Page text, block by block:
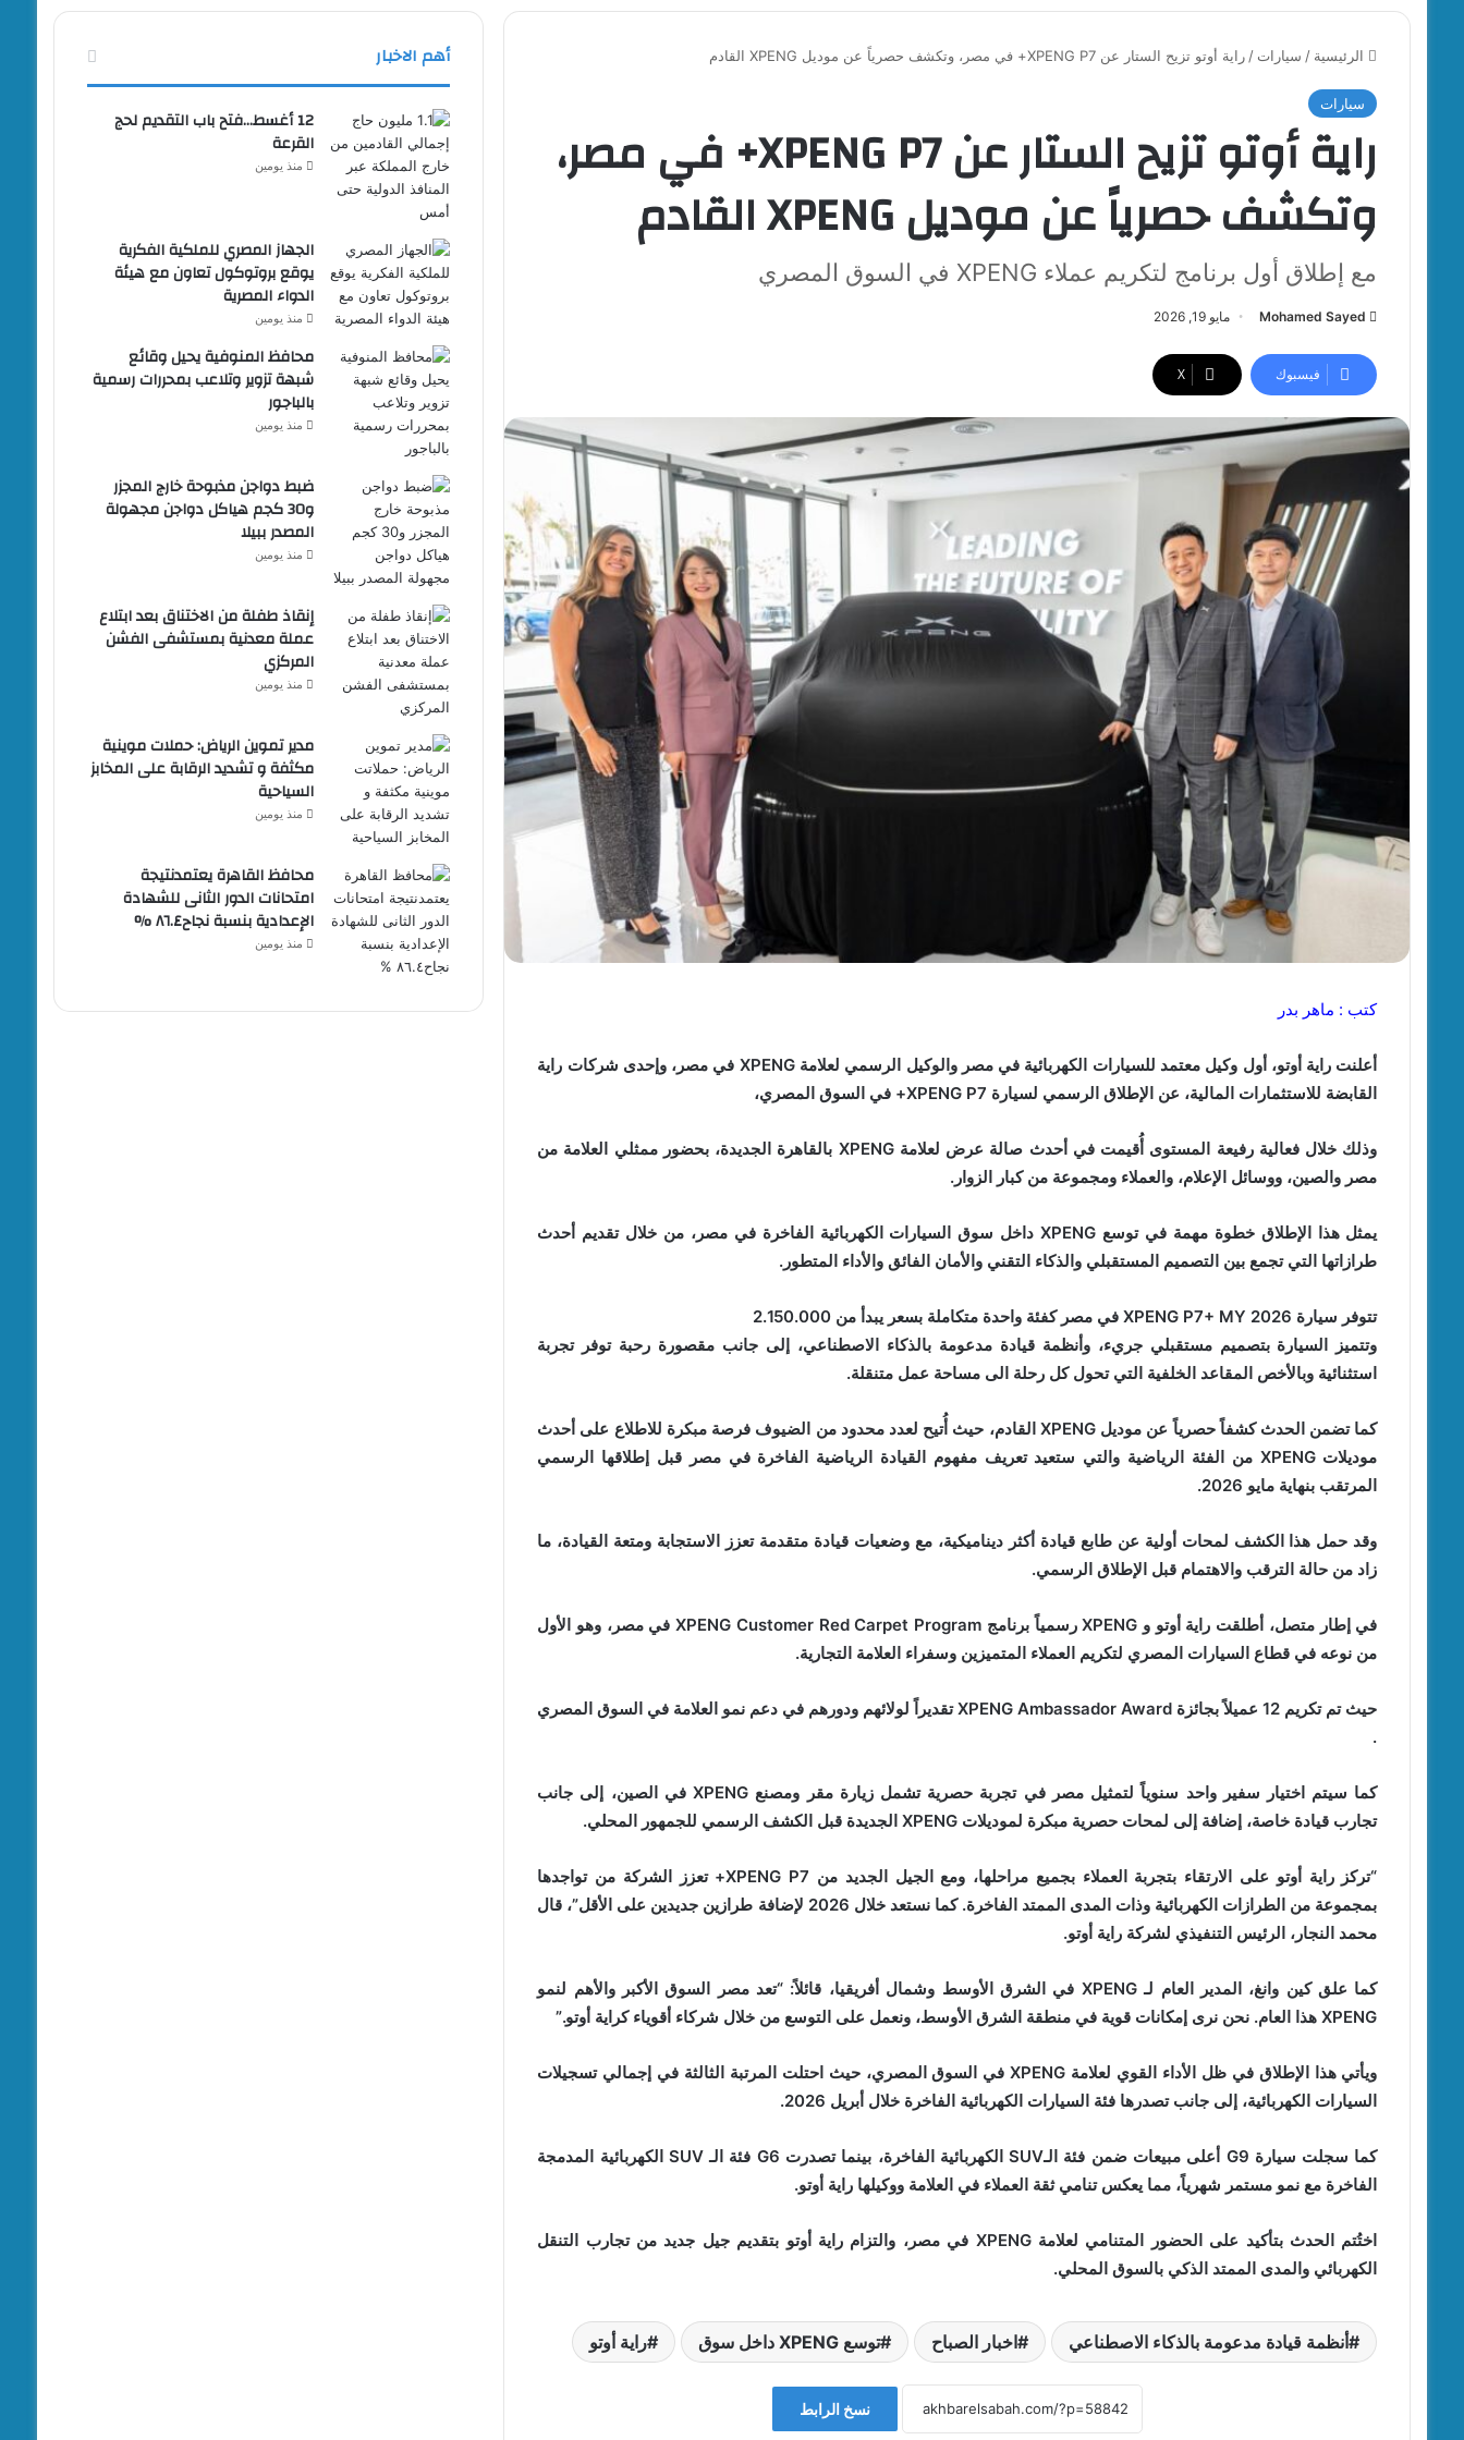
الرئيسية / سيارات / راية أوتو تزيح الستار عن XPENG P7+ في مصر، وتكشف حصرياً عن موديل XPENG القادم
سيارات
راية أوتو تزيح الستار عن XPENG P7+ في مصر،
وتكشف حصرياً عن موديل XPENG القادم
مع إطلاق أول برنامج لتكريم عملاء XPENG في السوق المصري
Mohamed Sayed مايو 19, 2026
فيسبوك ‫X
كتب : ماهر بدر
أعلنت راية أوتو، أول وكيل معتمد للسيارات الكهربائية في مصر والوكيل الرسمي لعلامة XPENG في مصر، وإحدى شركات راية
القابضة للاستثمارات المالية، عن الإطلاق الرسمي لسيارة XPENG P7+ في السوق المصري،
وذلك خلال فعالية رفيعة المستوى أُقيمت في أحدث صالة عرض لعلامة XPENG بالقاهرة الجديدة، بحضور ممثلي العلامة من
مصر والصين، ووسائل الإعلام، والعملاء ومجموعة من كبار الزوار.
يمثل هذا الإطلاق خطوة مهمة في توسع XPENG داخل سوق السيارات الكهربائية الفاخرة في مصر، من خلال تقديم أحدث
طرازاتها التي تجمع بين التصميم المستقبلي والذكاء التقني والأمان الفائق والأداء المتطور.
تتوفر سيارة XPENG P7+ MY 2026 في مصر كفئة واحدة متكاملة بسعر يبدأ من 2.150.000
وتتميز السيارة بتصميم مستقبلي جريء، وأنظمة قيادة مدعومة بالذكاء الاصطناعي، إلى جانب مقصورة رحبة توفر تجربة
استثنائية وبالأخص المقاعد الخلفية التي تحول كل رحلة الى مساحة عمل متنقلة.
كما تضمن الحدث كشفاً حصرياً عن موديل XPENG القادم، حيث أُتيح لعدد محدود من الضيوف فرصة مبكرة للاطلاع على أحدث
موديلات XPENG من الفئة الرياضية والتي ستعيد تعريف مفهوم القيادة الرياضية الفاخرة في مصر قبل إطلاقها الرسمي
المرتقب بنهاية مايو 2026.
وقد حمل هذا الكشف لمحات أولية عن طابع قيادة أكثر ديناميكية، مع وضعيات قيادة متقدمة تعزز الاستجابة ومتعة القيادة، ما
زاد من حالة الترقب والاهتمام قبل الإطلاق الرسمي.
في إطار متصل، أطلقت راية أوتو و XPENG رسمياً برنامج XPENG Customer Red Carpet Program في مصر، وهو الأول
من نوعه في قطاع السيارات المصري لتكريم العملاء المتميزين وسفراء العلامة التجارية.
حيث تم تكريم 12 عميلاً بجائزة XPENG Ambassador Award تقديراً لولائهم ودورهم في دعم نمو العلامة في السوق المصري
.
كما سيتم اختيار سفير واحد سنوياً لتمثيل مصر في تجربة حصرية تشمل زيارة مقر ومصنع XPENG في الصين، إلى جانب
تجارب قيادة خاصة، إضافة إلى لمحات حصرية مبكرة لموديلات XPENG الجديدة قبل الكشف الرسمي للجمهور المحلي.
“تركز راية أوتو على الارتقاء بتجربة العملاء بجميع مراحلها، ومع الجيل الجديد من XPENG P7+ تعزز الشركة من تواجدها
بمجموعة من الطرازات الكهربائية وذات المدى الممتد الفاخرة. كما نستعد خلال 2026 لإضافة طرازين جديدين على الأقل”، قال
محمد النجار، الرئيس التنفيذي لشركة راية أوتو.
كما علق كين وانغ، المدير العام لـ XPENG في الشرق الأوسط وشمال أفريقيا، قائلاً: “تعد مصر السوق الأكبر والأهم لنمو
XPENG هذا العام. نحن نرى إمكانات قوية في منطقة الشرق الأوسط، ونعمل على التوسع من خلال شركاء أقوياء كراية أوتو.”
ويأتي هذا الإطلاق في ظل الأداء القوي لعلامة XPENG في السوق المصري، حيث احتلت المرتبة الثالثة في إجمالي تسجيلات
السيارات الكهربائية، إلى جانب تصدرها فئة السيارات الكهربائية الفاخرة خلال أبريل 2026.
كما سجلت سيارة G9 أعلى مبيعات ضمن فئة الـSUV الكهربائية الفاخرة، بينما تصدرت G6 فئة الـ SUV الكهربائية المدمجة
الفاخرة مع نمو مستمر شهرياً، مما يعكس تنامي ثقة العملاء في العلامة ووكيلها راية أوتو.
اختُتم الحدث بتأكيد على الحضور المتنامي لعلامة XPENG في مصر، والتزام راية أوتو بتقديم جيل جديد من تجارب التنقل
الكهربائي والمدى الممتد الذكي بالسوق المحلي.
أنظمة قيادة مدعومة بالذكاء الاصطناعي اخبار الصباح توسع XPENG داخل سوق راية أوتو
نسخ الرابط
أهم الاخبار
12 أغسط…فتح باب التقديم لحج
القرعة
منذ يومين
الجهاز المصري للملكية الفكرية
يوقع بروتوكول تعاون مع هيئة
الدواء المصرية
منذ يومين
محافظ المنوفية يحيل وقائع
شبهة تزوير وتلاعب بمحررات رسمية
بالباجور
منذ يومين
ضبط دواجن مذبوحة خارج المجزر
و30 كجم هياكل دواجن مجهولة
المصدر ببيلا
منذ يومين
إنقاذ طفلة من الاختناق بعد ابتلاع
عملة معدنية بمستشفى الفشن
المركزي
منذ يومين
مدير تموين الرياض: حملات موينية
مكثفة و تشديد الرقابة على المخابز
السياحية
منذ يومين
محافظ القاهرة يعتمدنتيجة
امتحانات الدور الثانى للشهادة
الإعدادية بنسبة نجاح٨٦.٤ %
منذ يومين